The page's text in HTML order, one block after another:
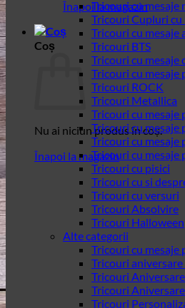
Înapoi la magazin
Coș
Nu ai niciun produs în coș.
Înapoi la magazin
Tricouri cu mesaje
Tricouri Cupluri cu
Tricouri cu mesaje
Tricouri BTS
Tricouri cu mesaje
Tricouri cu mesaje
Tricouri ROCK
Tricouri Metallica
Tricouri cu mesaje
Tricouri cu
Tricouri cu mesaje
Tricouri cu
Tricouri cu pisici
Tricouri cu si
Tricouri cu versuri
Tricouri Absolvire
Tricouri Halloween
Alte categorii
Tricouri cu
Tricouri
Tricouri
Tricouri
Tricouri